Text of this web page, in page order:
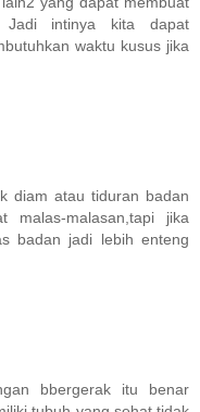
Jadi intinya kita dapat
waktu kusus jika
diam atau tiduran badan
malas-malasan,tapi jika
badan jadi lebih enteng
bbergerak itu benar